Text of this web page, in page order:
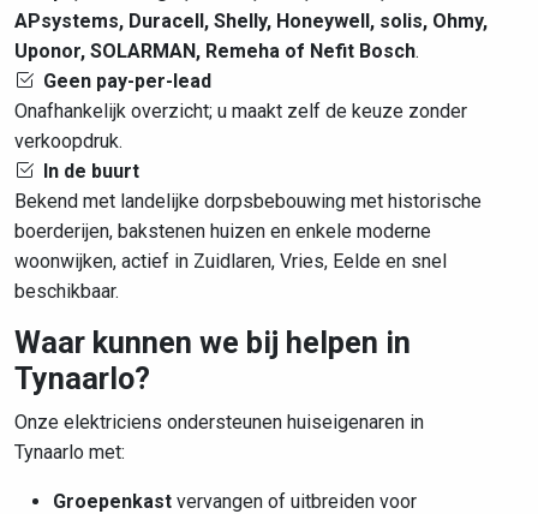
APsystems, Duracell, Shelly, Honeywell, solis, Ohmy,
Uponor, SOLARMAN, Remeha of Nefit Bosch.
Geen pay-per-lead
Onafhankelijk overzicht; u maakt zelf de keuze zonder
verkoopdruk.
In de buurt
Bekend met landelijke dorpsbebouwing met historische
boerderijen, bakstenen huizen en enkele moderne
woonwijken, actief in Zuidlaren, Vries, Eelde en snel
beschikbaar.
Waar kunnen we bij helpen in
Tynaarlo?
Onze elektriciens ondersteunen huiseigenaren in
Tynaarlo met:
Groepenkast vervangen of uitbreiden voor